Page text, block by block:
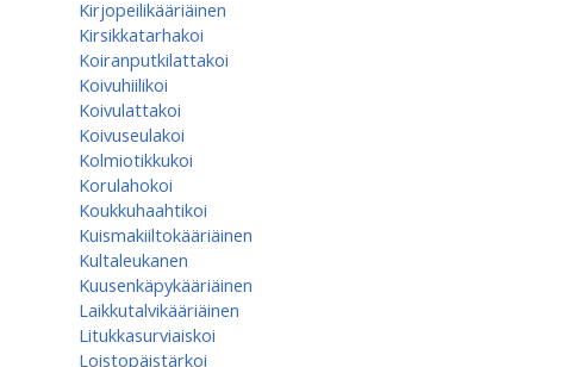
Kirjopeilikääriäinen
Kirsikkatarhakoi
Koiranputkilattakoi
Koivuhiilikoi
Koivulattakoi
Koivuseulakoi
Kolmiotikkukoi
Korulahokoi
Koukkuhaahtikoi
Kuismakiiltokääriäinen
Kultaleukanen
Kuusenkäpykääriäinen
Laikkutalvikääriäinen
Litukkasurviaiskoi
Loistopäistärkoi